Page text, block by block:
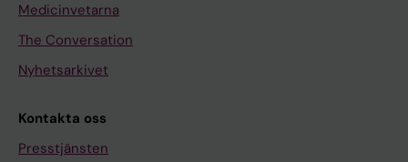
Medicinvetarna
The Conversation
Nyhetsarkivet
Kontakta oss
Presstjänsten